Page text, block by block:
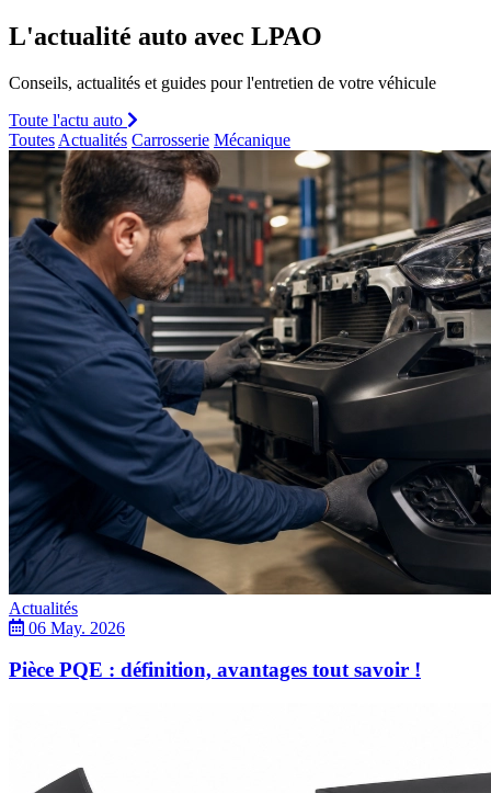
L'actualité auto avec LPAO
Conseils, actualités et guides pour l'entretien de votre véhicule
Toute l'actu auto
Toutes Actualités Carrosserie Mécanique
Actualités
06 May. 2026
Pièce PQE : définition, avantages tout savoir !